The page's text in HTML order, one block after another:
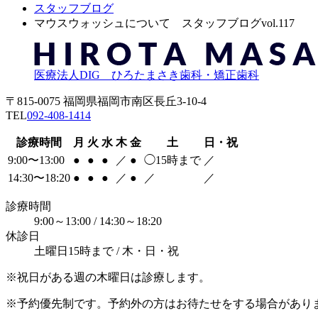
スタッフブログ
マウスウォッシュについて スタッフブログvol.117
医療法人DIG ひろたまさき歯科・矯正歯科
〒815-0075 福岡県福岡市南区長丘3-10-4
TEL092-408-1414
診療時間 月 火 水 木 金 土
日・祝
9:00〜13:00
● ● ● ／ ● ◯15時まで ／
14:30〜18:20 ● ● ● ／ ● ／ ／
診療時間
9:00～13:00 / 14:30～18:20
休診日
土曜日15時まで / 木・日・祝
※祝日がある週の木曜日は診療します。
※予約優先制です。予約外の方はお待たせをする場合があり